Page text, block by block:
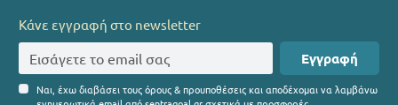
Κάνε εγγραφή στο newsletter
Εγγραφή
Ναι, έχω διαβάσει τους όρους & προυποθέσεις και αποδέχομαι να λαμβάνω